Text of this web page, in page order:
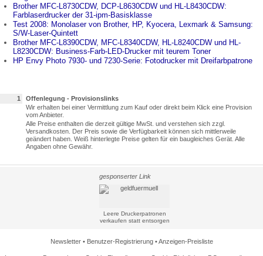
Brother MFC-L8730CDW, DCP-L8630CDW und HL-L8430CDW:
Farblaserdrucker der 31-ipm-Basisklasse
Test 2008: Monolaser von Brother, HP, Kyocera, Lexmark & Samsung:
S/W-Laser-Quintett
Brother MFC-L8390CDW, MFC-L8340CDW, HL-L8240CDW und HL-
L8230CDW: Business-Farb-LED-Drucker mit teurem Toner
HP Envy Photo 7930- und 7230-Serie: Fotodrucker mit Dreifarbpatrone
1
Offenlegung - Provisionslinks
Wir erhalten bei einer Vermittlung zum Kauf oder direkt beim Klick eine Provision
vom Anbieter.
Alle Preise enthalten die derzeit gültige MwSt. und verstehen sich zzgl.
Versandkosten. Der Preis sowie die Verfügbarkeit können sich mittlerweile
geändert haben. Weiß hinterlegte Preise gelten für ein baugleiches Gerät. Alle
Angaben ohne Gewähr.
gesponserter Link
Leere Druckerpatronen
verkaufen statt entsorgen
Newsletter• Benutzer-Registrierung•Anzeigen-Preisliste